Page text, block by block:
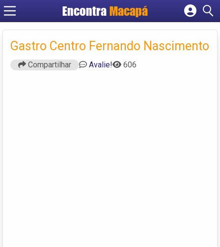
EncontraMacapá
Cadastrar empresa
Criar conta
Gastro Centro Fernando Nascimento
Compartilhar Avalie! 606